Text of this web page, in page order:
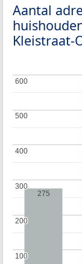
Aantal
Kleistraat-
100
100
200
200
300
300
400
400
500
500
600
600
275